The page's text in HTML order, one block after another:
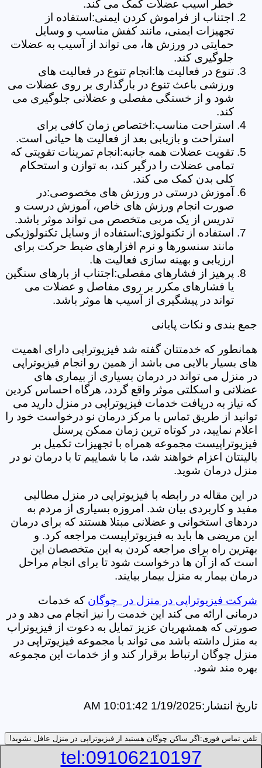
خطر آسیب عضلات کمک می کند.
اجتناب از فراموش کردن ایمنی:استفاده از
تجهیزات ایمنی، مانند کفش مناسب و وسایل
حمایتی در ورزش ها، می تواند از آسیب به عضلات
جلوگیری کند.
تنوع در فعالیت ها:انجام تنوع در فعالیت های
ورزشی باعث تنوع در بارگذاری بر روی عضلات می
شود و از خستگی مفصلی و عضلانی جلوگیری می
کند.
استراحت مناسب:اختصاص زمان کافی برای
استراحت و بازیابی بعد از فعالیت ها حیاتی است.
تقویت عضلات همه جانبه:انجام تمرینات تقویتی که
تمامی عضلات را درگیر کند، به توازن و استحکام
کلی بدن کمک می کند.
آموزش درستی در ورزش های مخصوصی:در
صورت انجام ورزش های خاص، آموزش درست و
تدریس از یک مربی متخصص می تواند موثر باشد.
استفاده از تکنولوژی:استفاده از وسایل تکنولوژیکی
مانند سنسورها و نرم افزارهای ضبط حرکت برای
ارزیابی و بهینه سازی فعالیت ها.
پرهیز از فشارهای مفصلی:اجتناب از بارهای سنگین
یا فشارهای مکرر بر روی مفاصل و عضلات می
تواند در پیشگیری از آسیب ها موثر باشد.
جمع بندی و نکات پایانی
همانطور که خدمتتان گفته شد فیزیوتراپی دارای اهمیت
های بسیار بالایی می باشد از همین رو انجام فیزیوتراپی
در منزل می تواند در درمان بسیاری از بیماری های
عضلانی و اسکلتی موثر واقع گردد، هرگاه احساس کردین
که نیاز به دریافت خدمات فیزیوتراپی در منزل دارید می
توانید از طریق تماس با مرکز درمان نو درخواست خود را
اعلام نمایید، در کوتاه ترین زمان ممکن پرسنل
فیزیوتراپیست مجموعه همراه با تجهیزات تکمیل بر
بالینتان اعزام خواهند شد، ما با شماییم تا با درمان نو در
منزل درمان شوید.
در این مقاله در رابطه با فیزیوتراپی در منزل مطالبی
مفید و کاربردی بیان شد. امروزه بسیاری از مردم به
دردهای استخوانی و عضلانی مبتلا هستند که برای درمان
این مریضی ها باید به فیزیوتراپیست مراجعه کرد. و
بهترین راه برای مراجعه کردن به این متخصصان این
است که از آن ها درخواست شود تا برای انجام مراحل
درمان بیمار به منزل بیمار بیایند.
شرکت فیزیوتراپی در منزل در چوگان که خدمات
درمانی ارائه می کند این خدمت را نیز انجام می دهد و در
صورتی که همشهریان عزیز تمایل به دعوت از فیزیوتراپ
به منزل داشته باشد می تواند با مجموعه فیزیوتراپی در
منزل چوگان ارتباط برقرار کند و از خدمات این مجموعه
بهره مند شود.
تاریخ انتشار:1/19/2025 10:01:42 AM
تلفن تماس فوری: اگر ساکن چوگان هستید از فیزیوتراپی در منزل عافل نشوید!
tel:09106210197